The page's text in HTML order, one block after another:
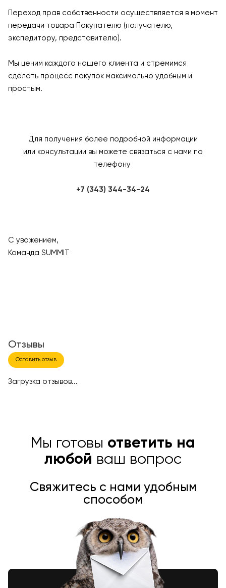
Переход прав собственности осуществляется в момент
передачи товара Покупателю (получателю,
экспедитору, представителю).
Мы ценим каждого нашего клиента и стремимся
сделать процесс покупок максимально удобным и
простым.
Для получения более подробной информации
или консультации вы можете связаться с нами по
телефону
+7 (343) 344-34-24
С уважением,
Команда SUMMIT
Отзывы
Оставить отзыв
Загрузка отзывов...
Мы готовы ответить на
любой ваш вопрос
Свяжитесь с нами удобным
способом